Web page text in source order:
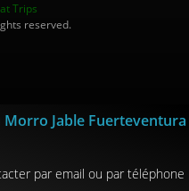
Trips
reserved.
Morro Jable Fuerteventura
par email ou par téléphone